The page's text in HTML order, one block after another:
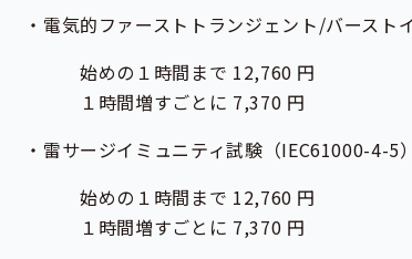
・電気的ファーストトランジェント/バースト
始めの１時間まで 12,760 円
１時間増すごとに 7,370 円
・雷サージイミュニティ試験（IEC61000-4-5）
始めの１時間まで 12,760 円
１時間増すごとに 7,370 円